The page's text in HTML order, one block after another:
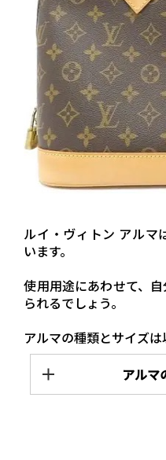
ルイ・ヴィトン アルマ
います。
使用用途にあわせて、
られるでしょう。
アルマの種類とサイズは
アルマ